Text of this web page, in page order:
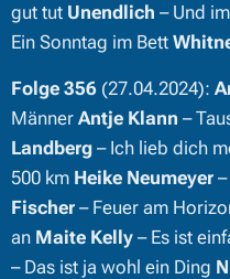
gut tut Unendlich – Und
Ein Sonntag im Bett
Folge 356 (27.04.2024):
Männer Antje Klann –
Landberg – Ich lieb dich
500 km Heike Neumeyer
Fischer – Feuer am
an Maite Kelly – Es ist
– Das ist ja wohl ein Ding